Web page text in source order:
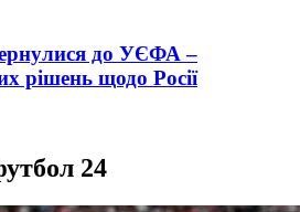
до УЄФА –
рішень щодо Росії
24